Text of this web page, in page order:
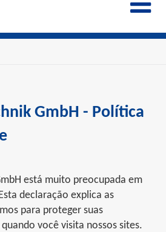
GmbH - Política
está muito preocupada em
declaração explica as
para proteger suas
você visita nossos sites.